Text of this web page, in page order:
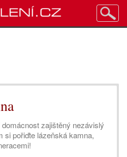
zajištěný nezávislý
si pořiďte lázeňská kamna,